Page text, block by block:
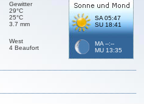
Gewitter
29°C
25°C
3.7 mm
SA 05:47
SU 18:41
MA --:--
MU 13:35
West
4 Beaufort